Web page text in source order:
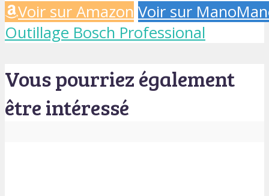
Voir sur Amazon Voir sur
Outillage Bosch Professional
Vous pourriez également
être intéressé